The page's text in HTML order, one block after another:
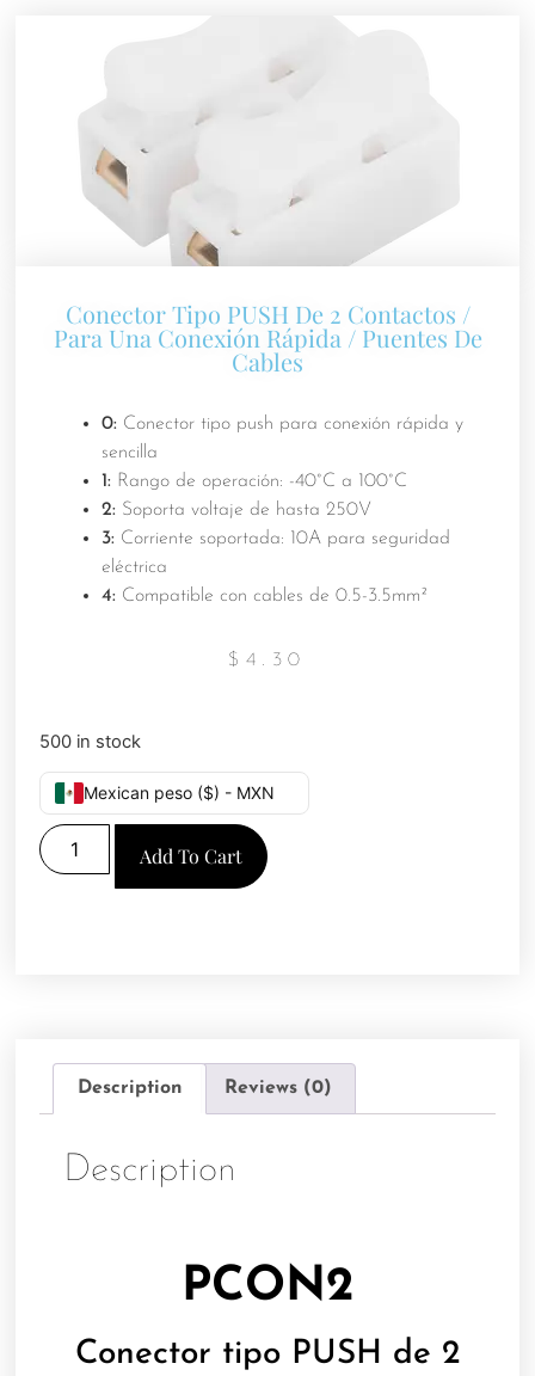
Conector Tipo PUSH De 2 Contactos /
Para Una Conexión Rápida / Puentes De
Cables
0: Conector tipo push para conexión rápida y
sencilla
1: Rango de operación: -40°C a 100°C
2: Soporta voltaje de hasta 250V
3: Corriente soportada: 10A para seguridad
eléctrica
4: Compatible con cables de 0.5-3.5mm²
$ 4.30
500 in stock
Mexican peso ($) - MXN
Add To Cart
Description Reviews (0)
Description
PCON2
Conector tipo PUSH de 2